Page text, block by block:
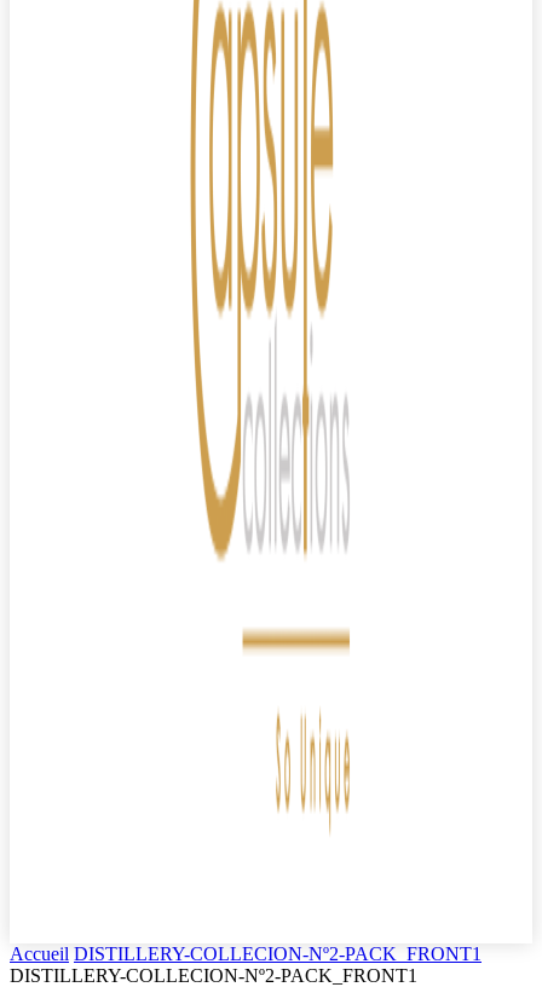
Accueil DISTILLERY-COLLECION-Nº2-PACK_FRONT1
DISTILLERY-COLLECION-Nº2-PACK_FRONT1